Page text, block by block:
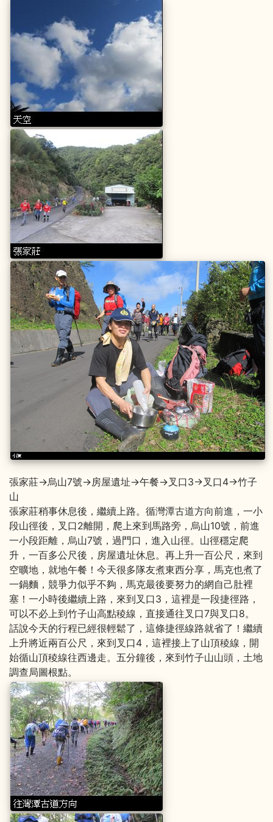
張家莊→烏山7號→房屋遺址→午餐→叉口3→叉口4→竹子
山
張家莊稍事休息後，繼續上路。循灣潭古道方向前進，一小
段山徑後，叉口2離開，爬上來到馬路旁，烏山10號，前進
一小段距離，烏山7號，過門口，進入山徑。山徑穩定爬
升，一百多公尺後，房屋遺址休息。再上升一百公尺，來到
空曠地，就地午餐！今天很多隊友煮東西分享，馬克也煮了
一鍋麵，競爭力似乎不夠，馬克最後要努力的網自己肚裡
塞！一小時後繼續上路，來到叉口3，這裡是一段捷徑路，
可以不必上到竹子山高點稜線，直接通往叉口7與叉口8。
話說今天的行程已經很輕鬆了，這條捷徑線路就省了！繼續
上升將近兩百公尺，來到叉口4，這裡接上了山頂稜線，開
始循山頂稜線往西邊走。五分鐘後，來到竹子山山頭，土地
調查局圖根點。